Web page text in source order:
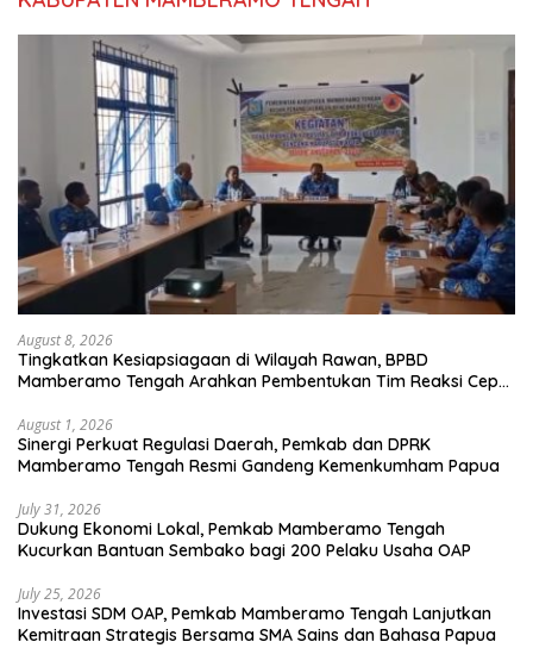
August 8, 2026
Tingkatkan Kesiapsiagaan di Wilayah Rawan, BPBD
Mamberamo Tengah Arahkan Pembentukan Tim Reaksi Cepat
August 1, 2026
Sinergi Perkuat Regulasi Daerah, Pemkab dan DPRK
Mamberamo Tengah Resmi Gandeng Kemenkumham Papua
July 31, 2026
Dukung Ekonomi Lokal, Pemkab Mamberamo Tengah
Kucurkan Bantuan Sembako bagi 200 Pelaku Usaha OAP
July 25, 2026
Investasi SDM OAP, Pemkab Mamberamo Tengah Lanjutkan
Kemitraan Strategis Bersama SMA Sains dan Bahasa Papua